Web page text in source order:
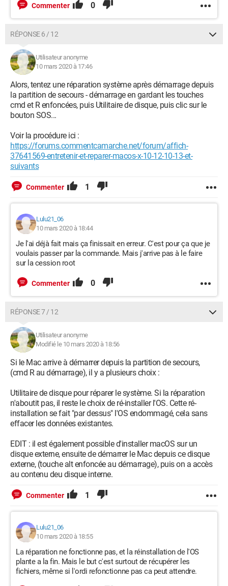
Commenter 0
RÉPONSE 6 / 12
Utilisateur anonyme
10 mars 2020 à 17:46
Alors, tentez une réparation système après démarrage depuis
la partition de secours - démarrage en gardant les touches
cmd et R enfoncées, puis Utilitaire de disque, puis clic sur le
bouton SOS...
Voir la procédure ici :
https://forums.commentcamarche.net/forum/affich-
37641569-entretenir-et-reparer-macos-x-10-12-10-13-et-
suivants
Commenter 1
Lulu21_06
10 mars 2020 à 18:44
Je l'ai déjà fait mais ça finissait en erreur. C'est pour ça que je
voulais passer par la commande. Mais j'arrive pas à le faire
sur la cession root
Commenter 0
RÉPONSE 7 / 12
Utilisateur anonyme
Modifié le 10 mars 2020 à 18:56
Si le Mac arrive à démarrer depuis la partition de secours,
(cmd R au démarrage), il y a plusieurs choix :
Utilitaire de disque pour réparer le système. Si la réparation
n'aboutit pas, il reste le choix de ré-installer l'OS. Cette ré-
installation se fait "par dessus" l'OS endommagé, cela sans
effacer les données existantes.
EDIT : il est également possible d'installer macOS sur un
disque externe, ensuite de démarrer le Mac depuis ce disque
externe, (touche alt enfoncée au démarrage), puis on a accès
au contenu deu disque interne.
Commenter 1
Lulu21_06
10 mars 2020 à 18:55
La réparation ne fonctionne pas, et la réinstallation de l'OS
plante a la fin. Mais le but c'est surtout de récupérer les
fichiers, même si l'ordi refonctionne pas ca peut attendre.